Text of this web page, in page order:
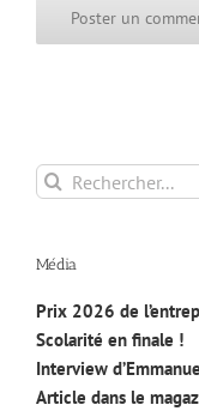
Rechercher:
Média
Prix 2026 de
Scolarité en finale !
Interview
Article dans le